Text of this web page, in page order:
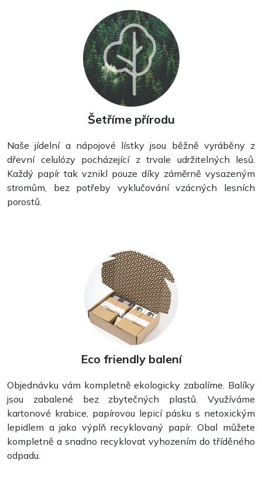
Šetříme přírodu
Naše jídelní a nápojové lístky jsou běžně vyráběny z
dřevní celulózy pocházející z trvale udržitelných lesů.
Každý papír tak vznikl pouze díky záměrně vysazeným
stromům, bez potřeby vyklučování vzácných lesních
porostů.
Eco friendly balení
Objednávku vám kompletně ekologicky zabalíme. Balíky
jsou zabalené bez zbytečných plastů. Využíváme
kartonové krabice, papírovou lepicí pásku s netoxickým
lepidlem a jako výplň recyklovaný papír. Obal můžete
kompletně a snadno recyklovat vyhozením do tříděného
odpadu.